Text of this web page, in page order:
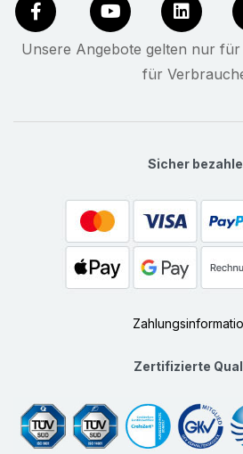
Unsere Angebote gelten nur
für
Sicher
Zertifizierte